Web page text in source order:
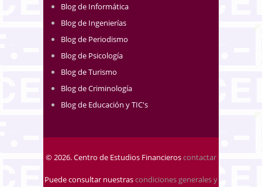
Blog de Informática
Blog de Ingenierías
Blog de Periodismo
Blog de Psicología
Blog de Turismo
Blog de Criminología
Blog de Educación y TIC's
© 2026. Centro de Estudios Financieroscontactar
Puede consultar nuestrascondiciones generales y